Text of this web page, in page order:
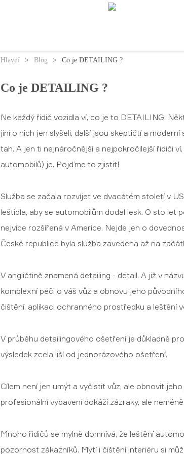
Hlavní > Blog > Co je DETAILING ?
Co je DETAILING ?
Ne každý řidič vozidla ví, co je to DETAILING.
jiní o nich jen slyšeli, další jsou skeptičtí a
tah. A jen ti nejnáročnější a nejpokročilejší řidiči
automobilů) je. Pojďme to zjistit!
Služba se začala rozvíjet ve dvacátém století v
leštidla, aby se automobilům dodal lesk. O sto let
nejvíce rozšířená v Americe. Nejde jen o
České republice byla služba zavedena až na
V angličtině znamená detailing - detail. A již v
komplexní péči o váš vůz a obnovu jeho
čištění, aplikaci ochranného prostředku a leštění
V průběhu detailingového ošetření je důkladně
výsledek zcela liší od jednorázového ošetření.
Cílem není jen umýt a vyčistit vůz, ale obnovit
profesionální vybavení dokáží zázraky, ale
Mnoho řidičů se mylně domnívá, že leštění
pozornost zákazníků. Mytí i čištění interiéru si